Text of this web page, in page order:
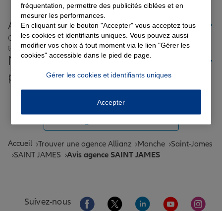
Retraite
Tous nos devis d'assurance
Allianz proche de chez vous
Où que vous soyez en France, nos agences Allianz sont
toujours près de chez vous.
Nos offres d'assurance dans les
plus grandes villes de France
Accueil Trouver une agence Allianz Manche
Saint-James
SAINT JAMES
Avis agence SAINT JAMES
Suivez-nous Aller sur la page Facebook de Allianz
Aller sur la page Twitter de
Aller sur la page
Aller sur la
Aller
fréquentation, permettre des publicités ciblées et en
mesurer les performances.
En cliquant sur le bouton "Accepter" vous acceptez tous
les cookies et identifiants uniques. Vous pouvez aussi
modifier vos choix à tout moment via le lien "Gérer les
cookies" accessible dans le pied de page.
Gérer les cookies et identifiants uniques
Accepter